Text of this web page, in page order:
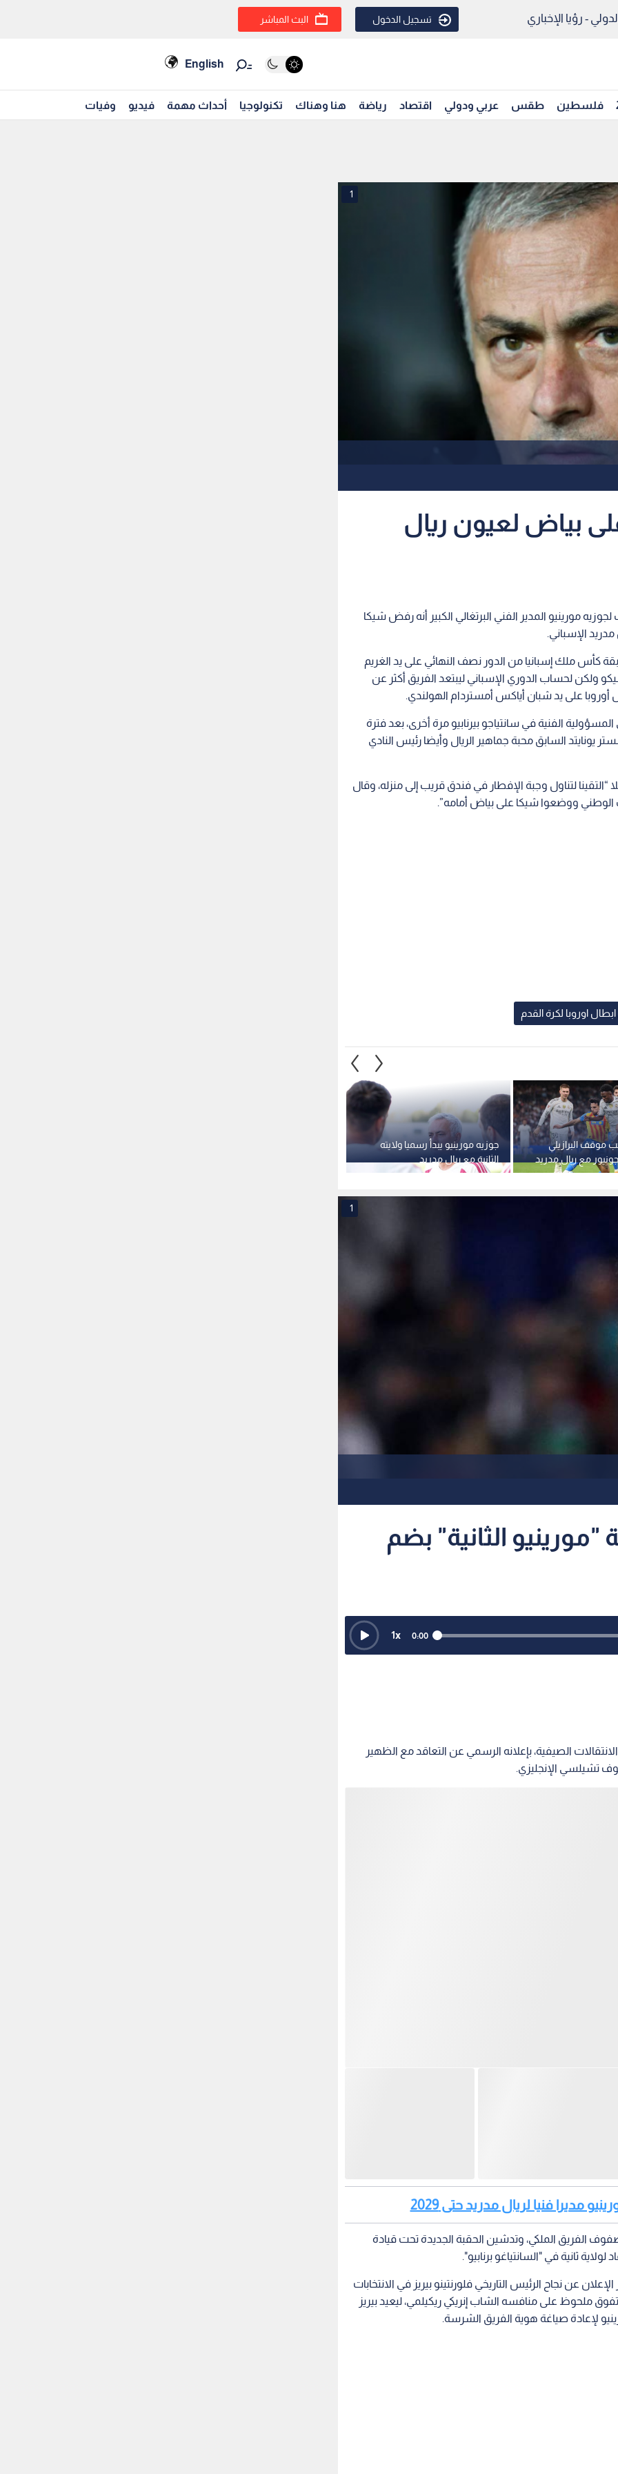
- رؤيا الإخباري تسجيل الدخول البث المباشر
English
فلسطين طقس عربي ودولي اقتصاد رياضة هنا وهناك تكنولوجيا أحداث مهمة فيديو وفيات
1
بياض لعيون ريال
مورينيو المدير الفني البرتغالي الكبير أنه رفض شيكا
الإسباني.
كأس ملك إسبانيا من الدور نصف النهائي على يد الغريم
ولكن لحساب الدوري الإسباني ليبتعد الفريق أكثر عن
أوروبا على يد شبان أياكس أمستردام الهولندي.
لتولي المسؤولية الفنية في سانتياجو بيرنابيو مرة أخرى، بعد فترة
السابق محبة جماهير الريال وأيضا رئيس النادي
“التقينا لتناول وجبة الإفطار في فندق قريب إلى منزله، وقال
الوطني ووضعوا شيكا على بياض أمامه”.
اوروبا لكرة القدم
جوزيه مورينيو يبدأ رسميا ولايته
الثانية مع ريال مدريد
موقف البرازيلي
مع ريال مدريد
1
الثانية" بضم
0:00
1x
الصيفية، بإعلانه الرسمي عن التعاقد مع الظهير
تشيلسي الإنجليزي.
مديرا فنيا لريال مدريد حتى 2029
الفريق الملكي، وتدشين الحقبة الجديدة تحت قيادة
ثانية في "السانتياغو برنابيو".
عن نجاح الرئيس التاريخي فلورنتينو بيريز في الانتخابات
ملحوظ على منافسه الشاب إنريكي ريكيلمي، ليعيد بيريز
لإعادة صياغة هوية الفريق الشرسة.